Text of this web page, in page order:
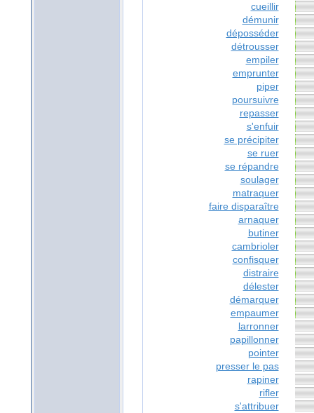
cueillir
démunir
déposséder
détrousser
empiler
emprunter
piper
poursuivre
repasser
s'enfuir
se précipiter
se ruer
se répandre
soulager
matraquer
faire disparaître
arnaquer
butiner
cambrioler
confisquer
distraire
délester
démarquer
empaumer
larronner
papillonner
pointer
presser le pas
rapiner
rifler
s'attribuer